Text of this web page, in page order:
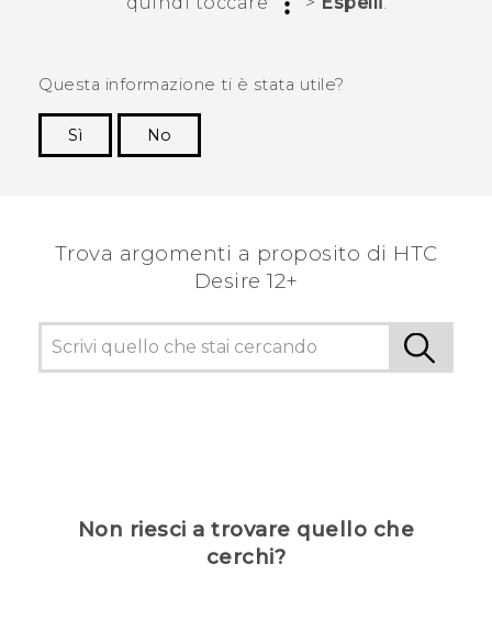
Questa informazione ti è stata utile?
Sì
No
Trova argomenti a proposito di HTC
Desire 12+
Non riesci a trovare quello che
cerchi?